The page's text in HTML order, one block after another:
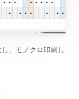
、モノクロ印刷し